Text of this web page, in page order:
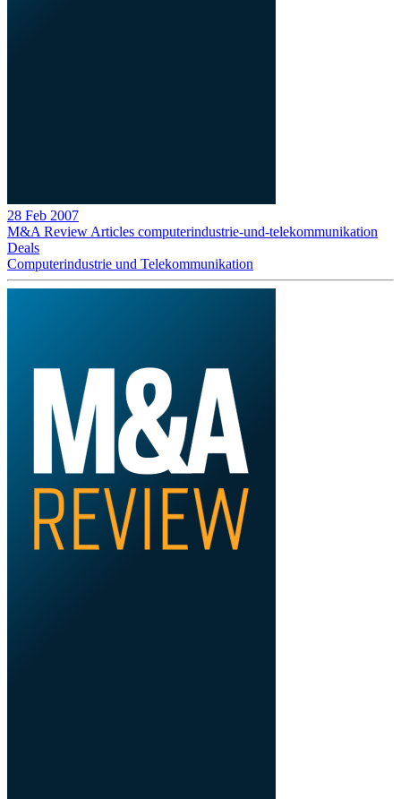
28 Feb 2007
M&A Review Articles computerindustrie-und-telekommunikation
Deals
Computerindustrie und Telekommunikation